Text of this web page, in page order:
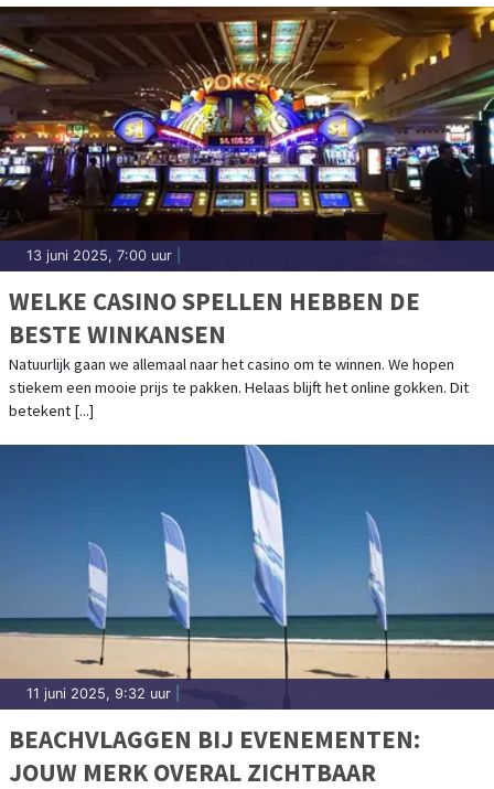
13 juni 2025, 7:00 uur
WELKE CASINO SPELLEN HEBBEN DE
BESTE WINKANSEN
Natuurlijk gaan we allemaal naar het casino om te winnen. We hopen
stiekem een mooie prijs te pakken. Helaas blijft het online gokken. Dit
betekent [...]
11 juni 2025, 9:32 uur
BEACHVLAGGEN BIJ EVENEMENTEN:
JOUW MERK OVERAL ZICHTBAAR